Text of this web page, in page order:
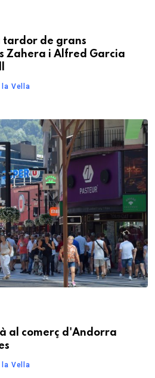
tardor de grans
Zahera i Alfred Garcia
la Vella
al comerç d'Andorra
la Vella